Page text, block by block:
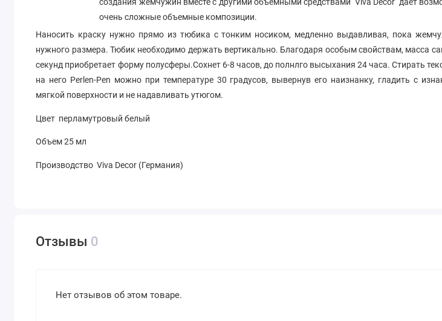
очень сложные объемные композиции.
Наносить краску нужно прямо из тюбика с тонким носиком, медленно выдавливая, пока
нужного размера. Тюбик необходимо держать вертикально. Благодаря особым свойствам, масса
секунд приобретает форму полусферы.Сохнет 6-8 часов, до полнлго высыхания 24 часа. Стирать
на него Perlen-Pen можно при температуре 30 градусов, вывернув его наизнанку, гладить с
мягкой поверхности и не надавливать утюгом.
Цвет перламутровый белый
Объем 25 мл
Производство Viva Decor (Германия)
Отзывы 0
Нет отзывов об этом товаре.